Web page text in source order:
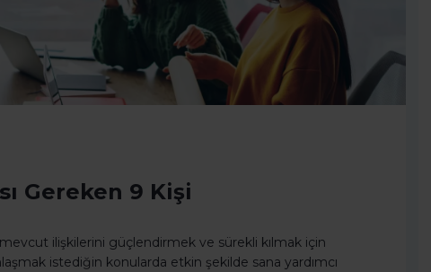
Gereken 9 Kişi
ilişkilerini güçlendirmek ve sürekli kılmak için
istediğin konularda etkin şekilde sana yardımcı